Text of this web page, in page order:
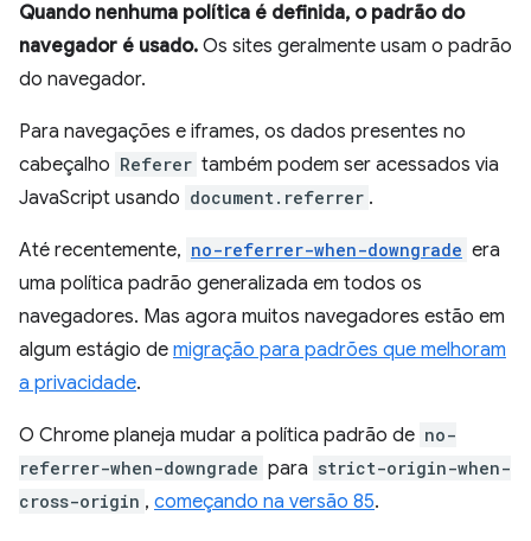
Quando nenhuma política é definida, o padrão do
navegador é usado. Os sites geralmente usam o padrão
do navegador.
Para navegações e iframes, os dados presentes no
cabeçalho Referer também podem ser acessados via
JavaScript usando document.referrer .
Até recentemente, no-referrer-when-downgrade era
uma política padrão generalizada em todos os
navegadores. Mas agora muitos navegadores estão em
algum estágio de migração para padrões que melhoram
a privacidade.
O Chrome planeja mudar a política padrão de no-
referrer-when-downgrade para strict-origin-when-
cross-origin , começando na versão 85.